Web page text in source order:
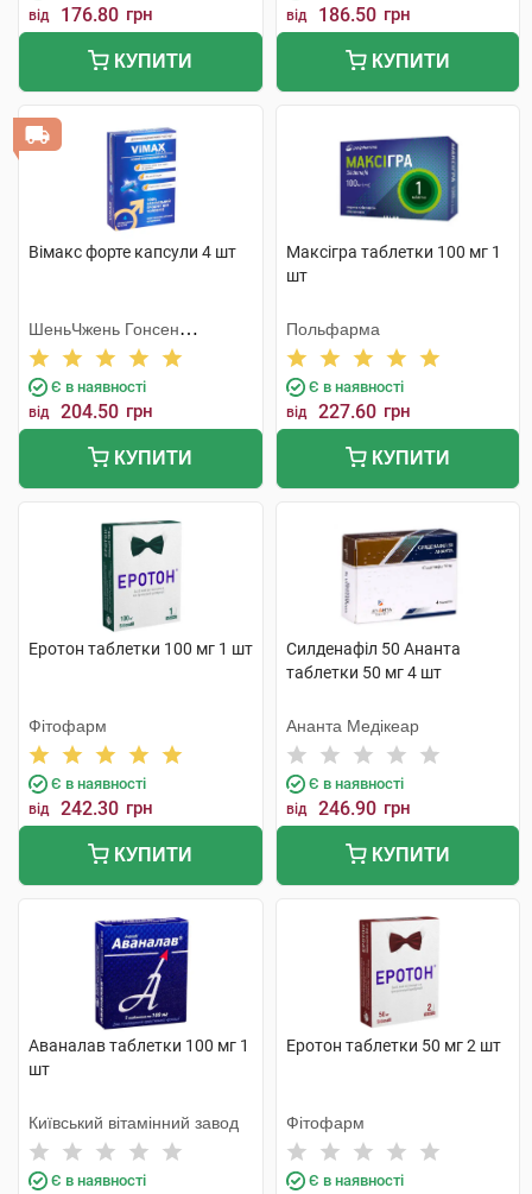
від 176.80 грн
КУПИТИ
від 186.50 грн
КУПИТИ
Вімакс форте капсули 4 шт
ШеньЧжень Гонсен
Байоледжі Індастрі Ко. Лтд
Є в наявності
від 204.50 грн
КУПИТИ
Максігра таблетки 100 мг 1
шт
Польфарма
Є в наявності
від 227.60 грн
КУПИТИ
Еротон таблетки 100 мг 1 шт
Фітофарм
Є в наявності
від 242.30 грн
КУПИТИ
Силденафіл 50 Ананта
таблетки 50 мг 4 шт
Ананта Медікеар
Є в наявності
від 246.90 грн
КУПИТИ
Аваналав таблетки 100 мг 1
шт
Київський вітамінний завод
Є в наявності
Еротон таблетки 50 мг 2 шт
Фітофарм
Є в наявності